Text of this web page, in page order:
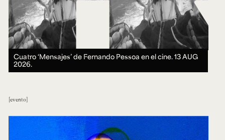
Cuatro ‘Mensajes’ de Fernando Pessoa en el cine.13 AUG
2026.
evento